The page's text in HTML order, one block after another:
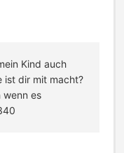
Kind auch
ist dir mit macht?
wenn es